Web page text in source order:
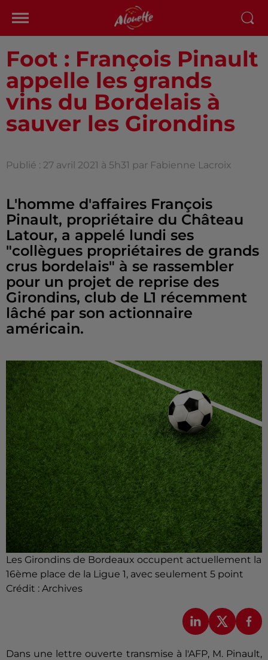
Foot : François Pinault
appelle les grands
vins du Bordelais à
sauver les Girondins
Publié : 27 avril 2021 à 5h31 par Fabienne Lacroix
L'homme d'affaires François
Pinault, propriétaire du Château
Latour, a appelé lundi ses
"collègues propriétaires de grands
crus bordelais" à se rassembler
pour un projet de reprise des
Girondins, club de L1 récemment
lâché par son actionnaire
américain.
Les Girondins de Bordeaux occupent actuellement la
16ème place de la Ligue 1, avec seulement 5 point
Crédit : Archives
Dans une lettre ouverte transmise à l'AFP, M. Pinault,